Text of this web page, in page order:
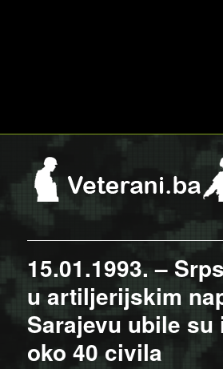
15.01.1993. –
u artiljerijskim
Sarajevu ubile su
oko 40 civila